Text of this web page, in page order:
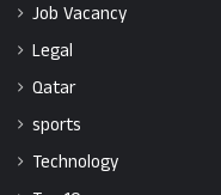
Job Vacancy
Legal
Qatar
sports
Technology